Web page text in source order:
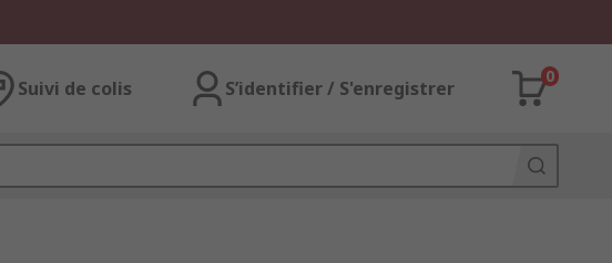
Suivi de colis S’identifier / S'enregistrer
0